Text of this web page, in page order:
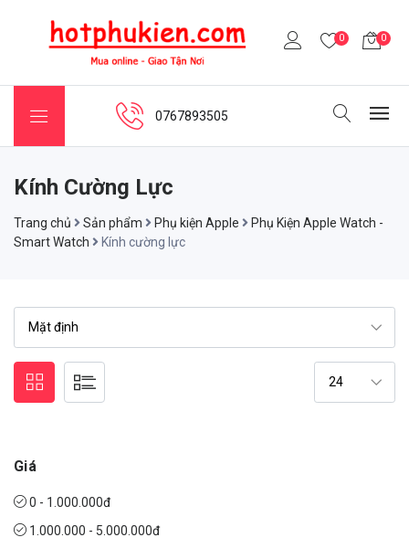
0 0
0767893505
Kính Cường Lực
Trang chủ Sản phẩm Phụ kiện Apple
Phụ Kiện Apple Watch -
Smart Watch
Kính cường lực
Giá
0 - 1.000.000đ
1.000.000 - 5.000.000đ